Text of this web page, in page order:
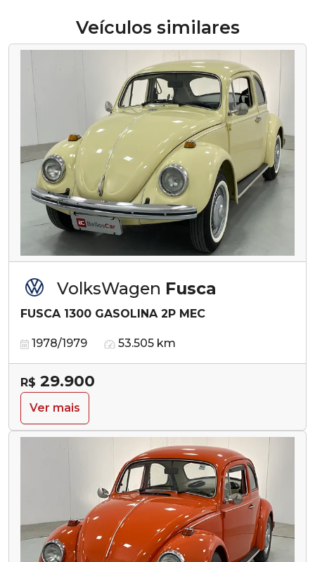
Veículos similares
VolksWagen Fusca
FUSCA 1300 GASOLINA 2P MEC
1978/1979 53.505 km
R$ 29.900
Ver mais